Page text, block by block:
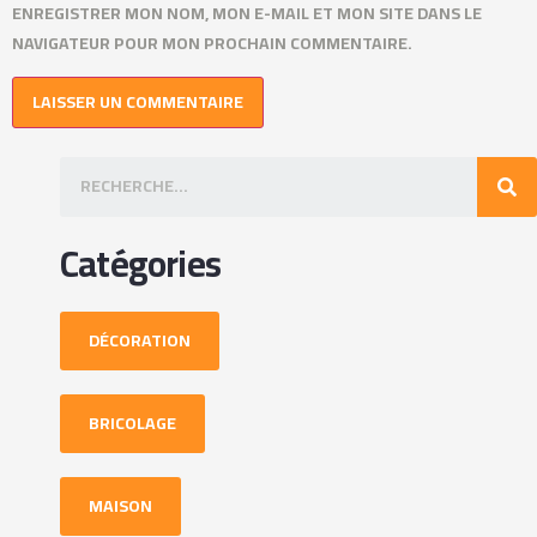
ENREGISTRER MON NOM, MON E-MAIL ET MON SITE DANS LE
NAVIGATEUR POUR MON PROCHAIN COMMENTAIRE.
Catégories
DÉCORATION
BRICOLAGE
MAISON